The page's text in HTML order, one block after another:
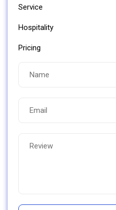
Service
Hospitality
Pricing